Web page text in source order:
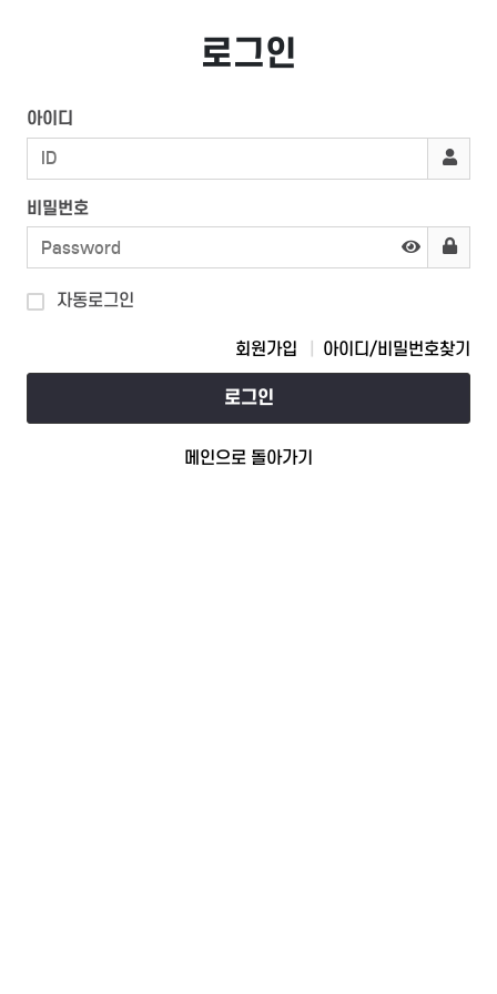
로그인
아이디
비밀번호
자동로그인
회원가입 아이디/비밀번호찾기
로그인
메인으로 돌아가기